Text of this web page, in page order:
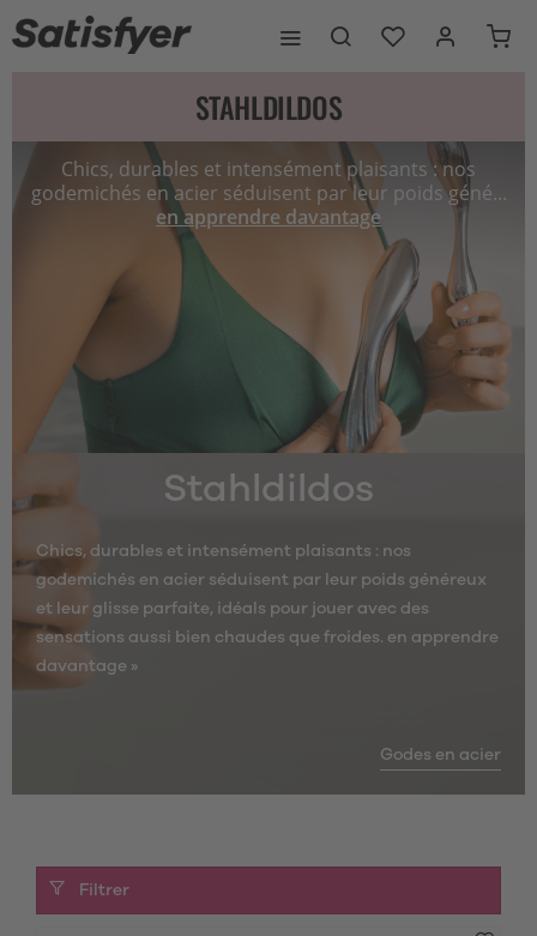
STAHLDILDOS
Chics, durables et intensément plaisants : nos
godemichés en acier séduisent par leur poids géné...
en apprendre davantage
Stahldildos
Chics, durables et intensément plaisants : nos
godemichés en acier séduisent par leur poids généreux
et leur glisse parfaite, idéals pour jouer avec des
sensations aussi bien chaudes que froides. en apprendre
davantage »
Godes en acier
Filtrer